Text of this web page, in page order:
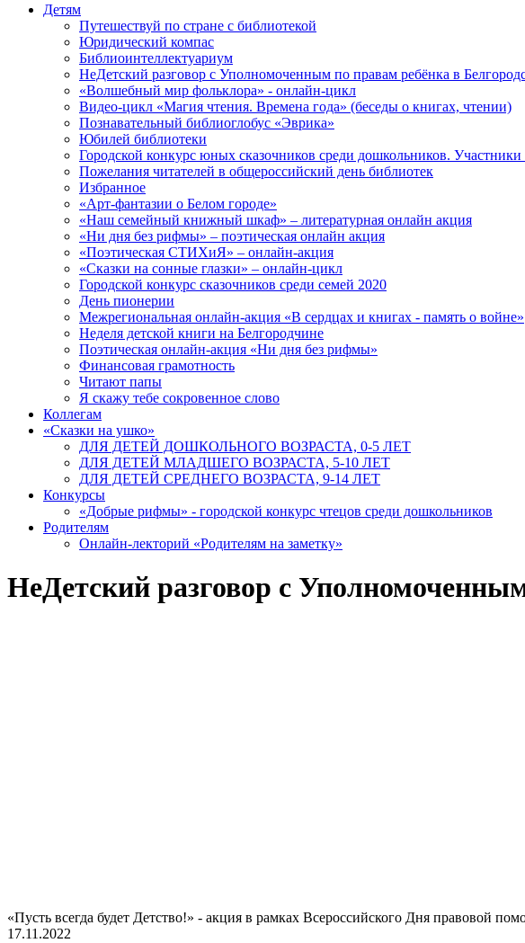
Детям
Путешествуй по стране с библиотекой
Юридический компас
Библиоинтеллектуариум
НеДетский разговор с Уполномоченным по правам ребёнка в
«Волшебный мир фольклора» - онлайн-цикл
Видео-цикл «Магия чтения. Времена года» (беседы о книгах, чтении)
Познавательный библиоглобус «Эврика»
Юбилей библиотеки
Городской конкурс юных сказочников среди дошкольников. Участники
Пожелания читателей в общероссийский день библиотек
Избранное
«Арт-фантазии о Белом городе»
«Наш семейный книжный шкаф» – литературная онлайн акция
«Ни дня без рифмы» – поэтическая онлайн акция
«Поэтическая СТИХиЯ» – онлайн-акция
«Сказки на сонные глазки» – онлайн-цикл
Городской конкурс сказочников среди семей 2020
День пионерии
Межрегиональная онлайн-акция «В сердцах и книгах - память о войне»
Неделя детской книги на Белгородчине
Поэтическая онлайн-акция «Ни дня без рифмы»
Финансовая грамотность
Читают папы
Я скажу тебе сокровенное слово
Коллегам
«Сказки на ушко»
ДЛЯ ДЕТЕЙ ДОШКОЛЬНОГО ВОЗРАСТА, 0-5 ЛЕТ
ДЛЯ ДЕТЕЙ МЛАДШЕГО ВОЗРАСТА, 5-10 ЛЕТ
ДЛЯ ДЕТЕЙ СРЕДНЕГО ВОЗРАСТА, 9-14 ЛЕТ
Конкурсы
«Добрые рифмы» - городской конкурс чтецов среди дошкольников
Родителям
Онлайн-лекторий «Родителям на заметку»
НеДетский разговор с
«Пусть всегда будет Детство!» - акция в рамках Всероссийского Дня правовой
17.11.2022